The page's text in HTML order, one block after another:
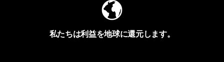
私たちは利益を地球に還元します。